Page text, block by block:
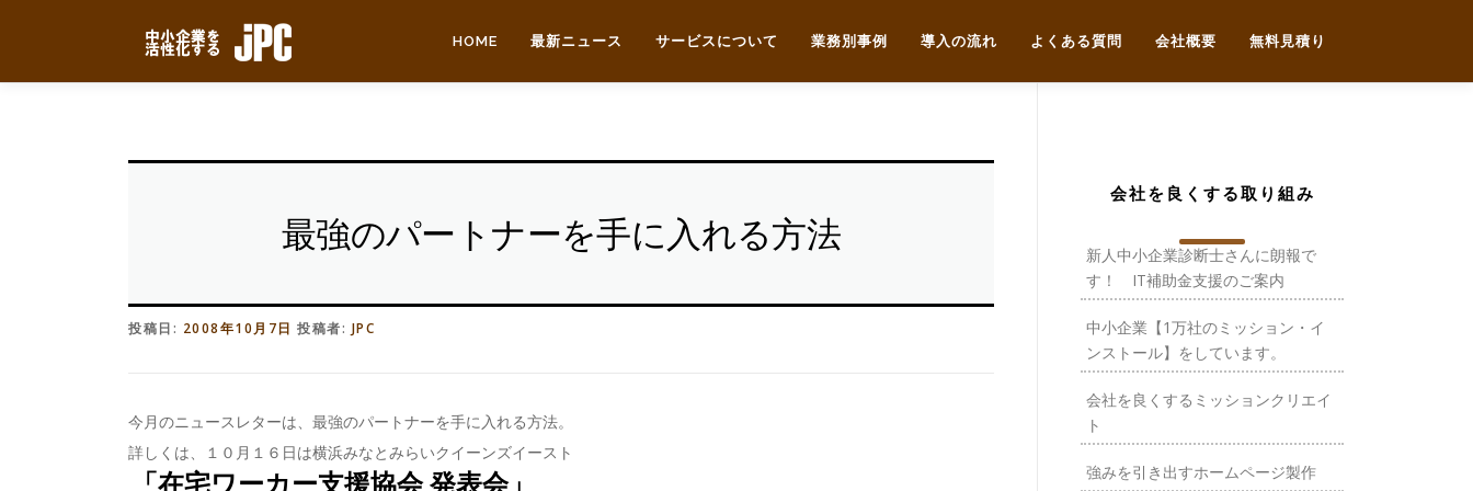
ン
HOME 最新ニュース サービスについて 業務別事例 導入の流れ よくある質問 会社概要 無料見積り
最強のパートナーを手に入れる方法
投稿日: 2008年10月7日 投稿者: JPC
今月のニュースレターは、最強のパートナーを手に入れる方法。
詳しくは、１０月１６日は横浜みなとみらいクイーンズイースト
「在宅ワーカー支援協会 発表会」
会社を良くする取り組み
新人中小企業診断士さんに朗報で
す！ IT補助金支援のご案内
中小企業【1万社のミッション・イ
ンストール】をしています。
会社を良くするミッションクリエイ
ト
強みを引き出すホームページ製作